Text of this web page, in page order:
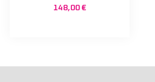
148,00 €